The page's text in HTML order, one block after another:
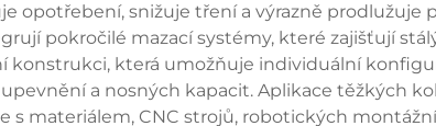
opotřebení, snižuje tření a výrazně prodlužuje
pokročilé mazací systémy, které zajišťují
konstrukci, která umožňuje individuální
a nosných kapacit. Aplikace těžkých
s materiálem, CNC strojů, robotických